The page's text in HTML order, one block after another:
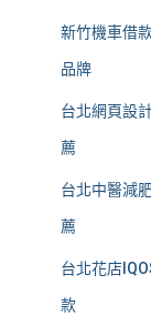
新竹機車借
品牌
台北網頁設
薦
台北中醫減
薦
台北花店
款